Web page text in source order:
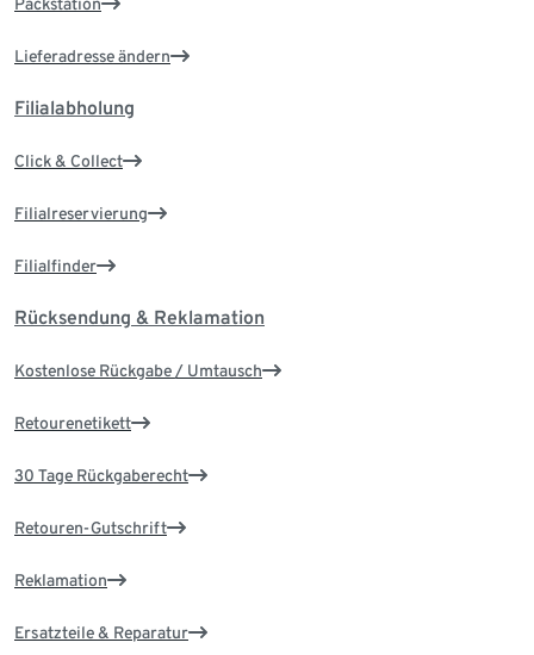
Packstation
Lieferadresse ändern
Filialabholung
Click & Collect
Filialreservierung
Filialfinder
Rücksendung & Reklamation
Kostenlose Rückgabe / Umtausch
Retourenetikett
30 Tage Rückgaberecht
Retouren-Gutschrift
Reklamation
Ersatzteile & Reparatur